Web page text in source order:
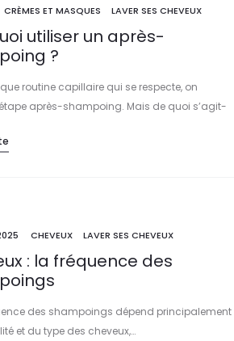
CRÈMES ET MASQUES LAVER SES CHEVEUX
utiliser un après-
?
routine capillaire qui se respecte, on
après-shampoing. Mais de quoi s’agit-
CHEVEUX LAVER SES CHEVEUX
: la fréquence des
des shampoings dépend principalement
et du type des cheveux,…